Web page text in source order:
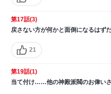
第17話(3)
戻さない方が何かと面倒になるはず
21
第19話(1)
当て付け……他の神殿派閥のお偉い